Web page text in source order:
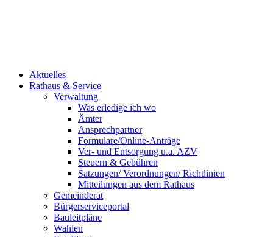
Aktuelles
Rathaus & Service
Verwaltung
Was erledige ich wo
Ämter
Ansprechpartner
Formulare/Online-Anträge
Ver- und Entsorgung u.a. AZV
Steuern & Gebühren
Satzungen/ Verordnungen/ Richtlinien
Mitteilungen aus dem Rathaus
Gemeinderat
Bürgerserviceportal
Bauleitpläne
Wahlen